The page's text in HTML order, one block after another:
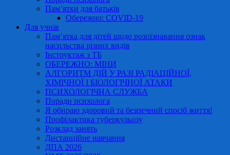
Пам’ятки для батьків
Обережно: COVID-19
Для учнів
Пам’ятка для дітей щодо розпізнавання ознак
насильства різних видів
Інструктаж з ТБ
ОБЕРЕЖНО: МІНИ
АЛГОРИТМ ДІЙ У РАЗІ РАДІАЦІЙНОЇ,
ХІМІЧНОЇ І БІОЛОГІЧНОЇ АТАКИ
ПСИХОЛОГІЧНА СЛУЖБА
Поради психолога
Я обираю здоровий та безпечний спосіб життя!
Профілактика туберкульозу
Розклад занять
Дистанційне навчання
ДПА 2026